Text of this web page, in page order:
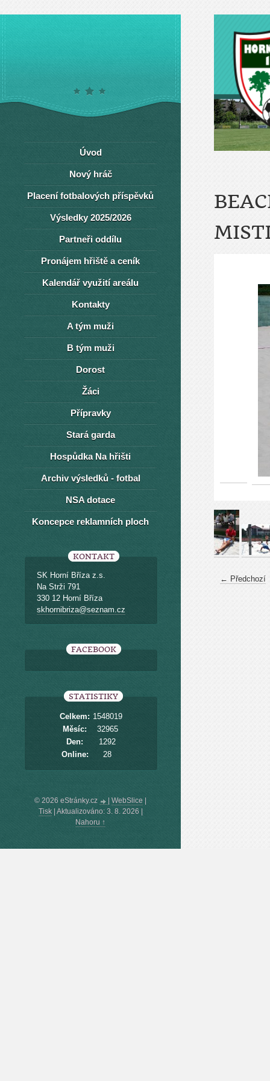
← Předchozí
Úvod
Nový hráč
Placení fotbalových příspěvků
Výsledky 2025/2026
Partneři oddílu
Pronájem hřiště a ceník
Kalendář využití areálu
Kontakty
A tým muži
B tým muži
Dorost
Žáci
Přípravky
Stará garda
Hospůdka Na hřišti
Archiv výsledků - fotbal
NSA dotace
Koncepce reklamních ploch
KONTAKT
SK Horní Bříza z.s.
Na Strži 791
330 12 Horní Bříza
skhornibriza@seznam.cz
FACEBOOK
STATISTIKY
Online: 28
Celkem: 1548019
Měsíc:
32965
Den:
1292
© 2026 eStránky.cz WebSlice
Tisk| Aktualizováno: 3. 8. 2026
Nahoru ↑